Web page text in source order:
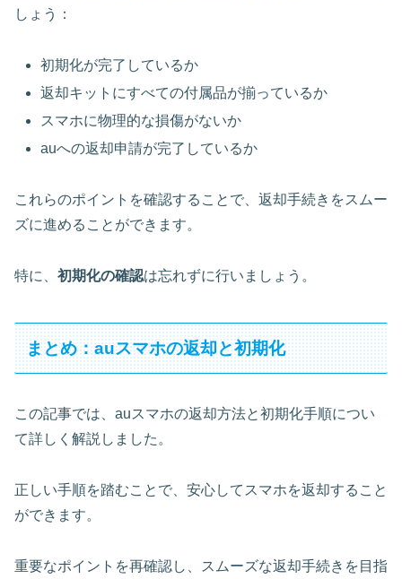
しょう：
初期化が完了しているか
返却キットにすべての付属品が揃っているか
スマホに物理的な損傷がないか
auへの返却申請が完了しているか
これらのポイントを確認することで、返却手続きをスムー
ズに進めることができます。
特に、 初期化の確認は忘れずに行いましょう。
まとめ：auスマホの返却と初期化
この記事では、auスマホの返却方法と初期化手順につい
て詳しく解説しました。
正しい手順を踏むことで、安心してスマホを返却すること
ができます。
重要なポイントを再確認し、スムーズな返却手続きを目指